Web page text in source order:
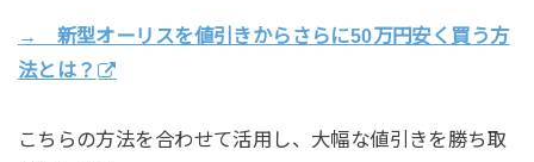
→ 新型オーリスを値引きからさらに50万円安く買う方
法とは？
こちらの方法を合わせて活用し、大幅な値引きを勝ち取